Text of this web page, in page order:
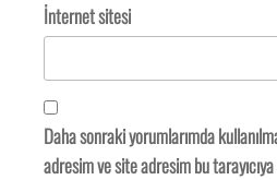
İnternet sitesi
Daha sonraki yorumlarımda
adresim ve site adresim bu